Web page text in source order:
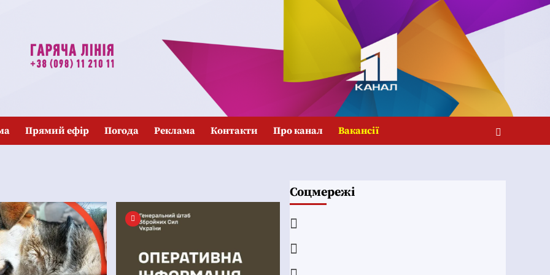
Прямий ефір Погода Реклама Контакти Про канал Вакансії
Соцмережі